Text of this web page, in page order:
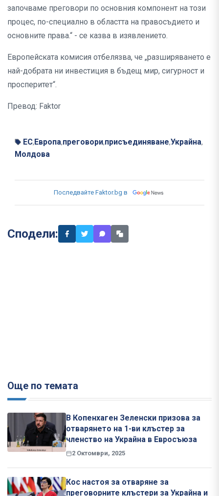
започваме преговори по основния компонент на този
процес, по-специално в областта на правосъдието и
основните права.“ - се казва в изявлението.
Европейската комисия отбелязва, че „разширяването е
най-добрата ни инвестиция в бъдещ мир, сигурност и
просперитет“.
Превод: Faktor
ЕС, Европа,преговори,присъединяване,Украйна,
Молдова
Последвайте Faktor.bg в
Сподели:
Още по темата
В Копенхаген Зеленски призова за
отварянето на 1-ви клъстер за
членство на Украйна в Евросъюза
2 Октомври, 2025
Кос настоя за отваряне за
преговорните клъстери за Украйна и